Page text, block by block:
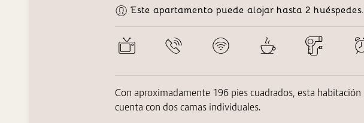
Este apartamento puede alojar hasta 2 huéspedes.
Con aproximadamente 196 pies cuadrados, esta habitación
cuenta con dos camas individuales.